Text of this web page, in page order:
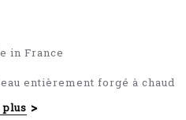
in France
entièrement forgé à chaud
riveté en POM